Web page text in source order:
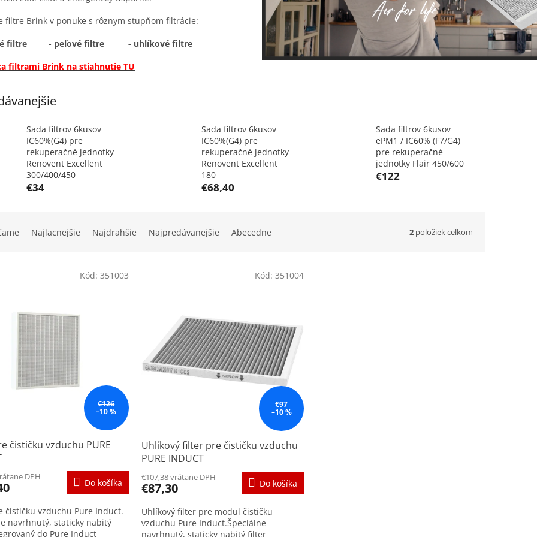
filtre Brink v ponuke s rôznym stupňom filtrácie:
filtre- peľové filtre- uhlíkové filtre
filtrami Brink na stiahnutie TU
Sada filtrov 6kusov
IC60%(G4) pre
rekuperačné jednotky
Renovent Excellent
300/400/450
€34
Sada filtrov 6kusov
IC60%(G4) pre
rekuperačné jednotky
Renovent Excellent
180
€68,40
Sada filtrov 6kusov
ePM1 / IC60% (F7/G4)
pre rekuperačné
jednotky Flair 450/600
€122
Najlacnejšie Najdrahšie Najpredávanejšie Abecedne 2položiek celkom
€126
–10 %
čističku vzduchu PURE
DPH
Do košíka
čističku vzduchu Pure Induct.
navrhnutý, staticky nabitý
do Pure Induct
Kód: 351003
€97
–10 %
Uhlíkový filter pre čističku vzduchu
PURE INDUCT
€107,38 vrátane DPH
€87,30 Do košíka
Uhlíkový filter pre modul čističku
vzduchu Pure Induct.Špeciálne
navrhnutý, staticky nabitý filter
Kód:351004